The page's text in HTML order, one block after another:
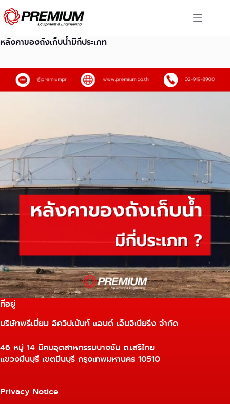
Skip
to
content
หลังคาของถังเก็บน้ำมีกี่ประเภท
ที่อยู่
บริษัทพรีเมี่ยม อิควิปเม้นท์ แอนด์ เอ็นจิเนียริ่ง จำกัด
46 หมู่ 14 นิคมอุตสาหกรรมบางชัน ถ.เสรีไทย
แขวงมีนบุรี เขตมีนบุรี กรุงเทพมหานคร 10510
Privacy Notice